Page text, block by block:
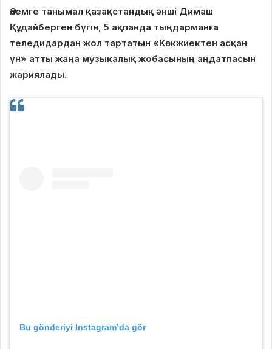
Әлемге танымал қазақстандық әнші Димаш
Құдайберген бүгін, 5 ақпанда тыңдарманға
теледидардан жол тартатын «Көкжиектен асқан
үн» атты жаңа музыкалық жобасының аңдатпасын
жариялады.
Bu gönderiyi Instagram’da gör